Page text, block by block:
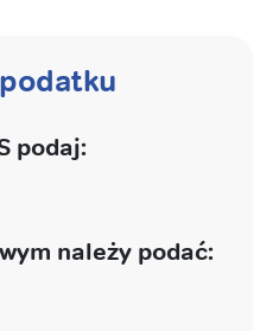
podaj:
należy podać: